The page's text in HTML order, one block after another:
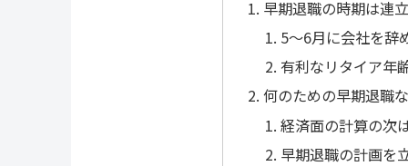
早期退職の時期は連
5〜6月に会社を辞
有利なリタイア年
何のための早期退職
経済面の計算の次
早期退職の計画を